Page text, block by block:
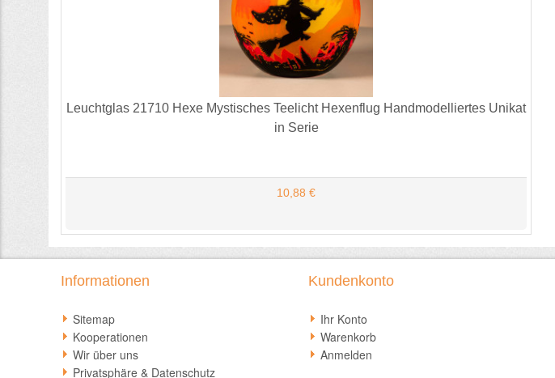
Leuchtglas 21710 Hexe Mystisches Teelicht Hexenflug Handmodelliertes Unikat
in Serie
10,88 €
Informationen
Sitemap
Kooperationen
Wir über uns
Privatsphäre & Datenschutz
Kundenkonto
Ihr Konto
Warenkorb
Anmelden